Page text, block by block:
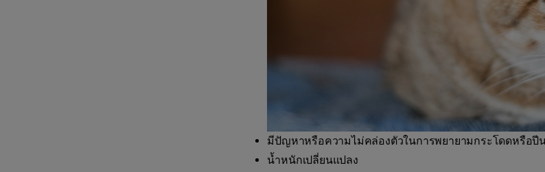
มีปัญหาหรือความไม่คล่องตัวในการพยายามกระโดดหรือปี
น้ำหนักเปลี่ยนแปลง